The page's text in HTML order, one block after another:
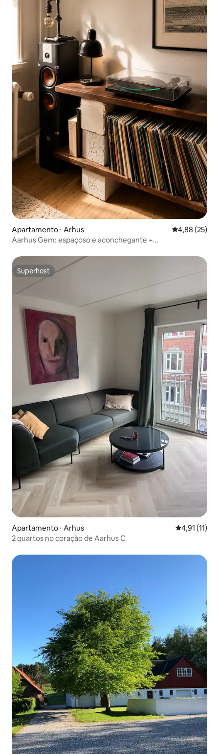
Apartamento ⋅ Arhus 4,88 de uma
4,88 (25)
Aarhus Gem: espaçoso e aconchegante +
Superhost
Superhost
Apartamento ⋅ Arhus 4,91 de uma
4,91 (11)
2 quartos no coração de Aarhus C